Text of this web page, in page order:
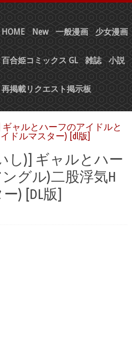
HOME New 一般漫画 少女漫画
百合姫コミックス GL 雑誌 小説
再掲載リクエスト掲示板
ャルとハーフのアイドルと
ドルマスター) [dl版]
し)] ギャルとハー
グル)二股浮気H
) [DL版]